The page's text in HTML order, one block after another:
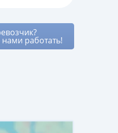
нами работать!